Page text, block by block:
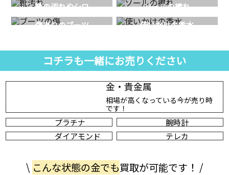
靴の汚れやシワ
ソールの擦れ
傷ありのブーツ
使いかけの香水
コチラも一緒にお売りください
金・貴金属
相場が高くなっている今が売り時
です！
プラチナ
腕時計
ダイアモンド
テレカ
\ こんな状態の金でも買取が可能です！ /